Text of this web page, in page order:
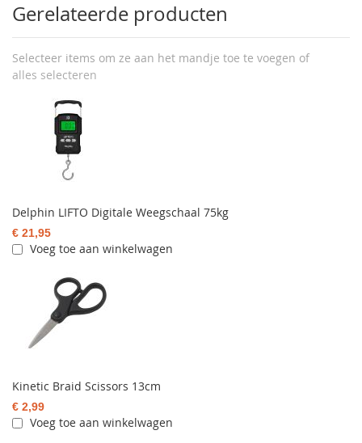
Gerelateerde producten
Selecteer items om ze aan het mandje toe te voegen of
alles selecteren
Delphin LIFTO Digitale Weegschaal 75kg
€ 21,95
Voeg toe aan winkelwagen
Kinetic Braid Scissors 13cm
€ 2,99
Voeg toe aan winkelwagen